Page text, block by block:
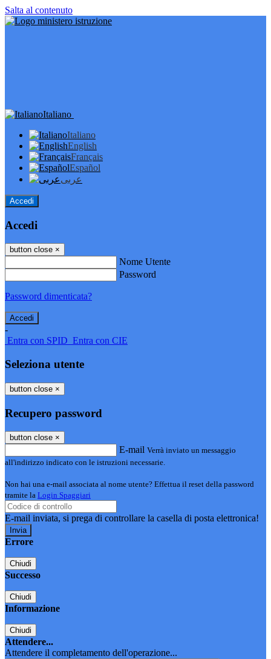
Salta al contenuto
Italiano
Italiano
English
Français
Español
عربى
Accedi
Accedi
button close ×
Nome Utente
Password
Password dimenticata?
-
Entra con SPID Entra con CIE
Seleziona utente
button close ×
Recupero password
button close ×
E-mail Verrà inviato un messaggio
all'indirizzo indicato con le istruzioni necessarie.
Non hai una e-mail associata al nome utente? Effettua il reset della password
tramite la Login Spaggiari
E-mail inviata, si prega di controllare la casella di posta elettronica!
Errore
Chiudi
Successo
Chiudi
Informazione
Chiudi
Attendere...
Attendere il completamento dell'operazione...